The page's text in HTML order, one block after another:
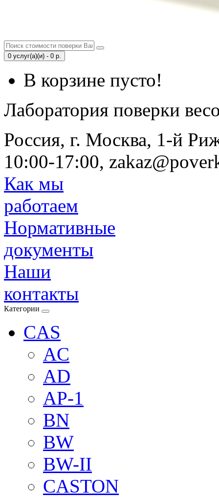
0 услуг(а)(и) - 0 р.
В корзине пусто!
Лаборатория поверки
Россия, г. Москва, 1-й
10:00-17:00,
Как мы
работаем
Нормативные
документы
Наши
контакты
Категории
CAS
AC
AD
AP-1
BN
BW
BW-II
CASTON